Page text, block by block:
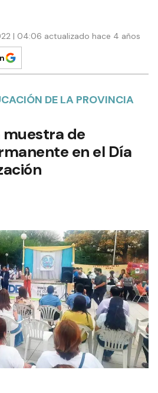
| 04:06 actualizado hace 4 años
DE LA PROVINCIA
muestra de
en el Día